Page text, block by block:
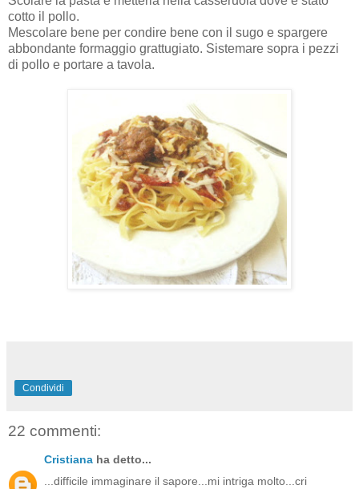
cotto il pollo.
Mescolare bene per condire bene con il sugo e spargere
abbondante formaggio grattugiato. Sistemare sopra i pezzi
di pollo e portare a tavola.
Condividi
22 commenti:
Cristiana ha detto...
...difficile immaginare il sapore...mi intriga molto...cri